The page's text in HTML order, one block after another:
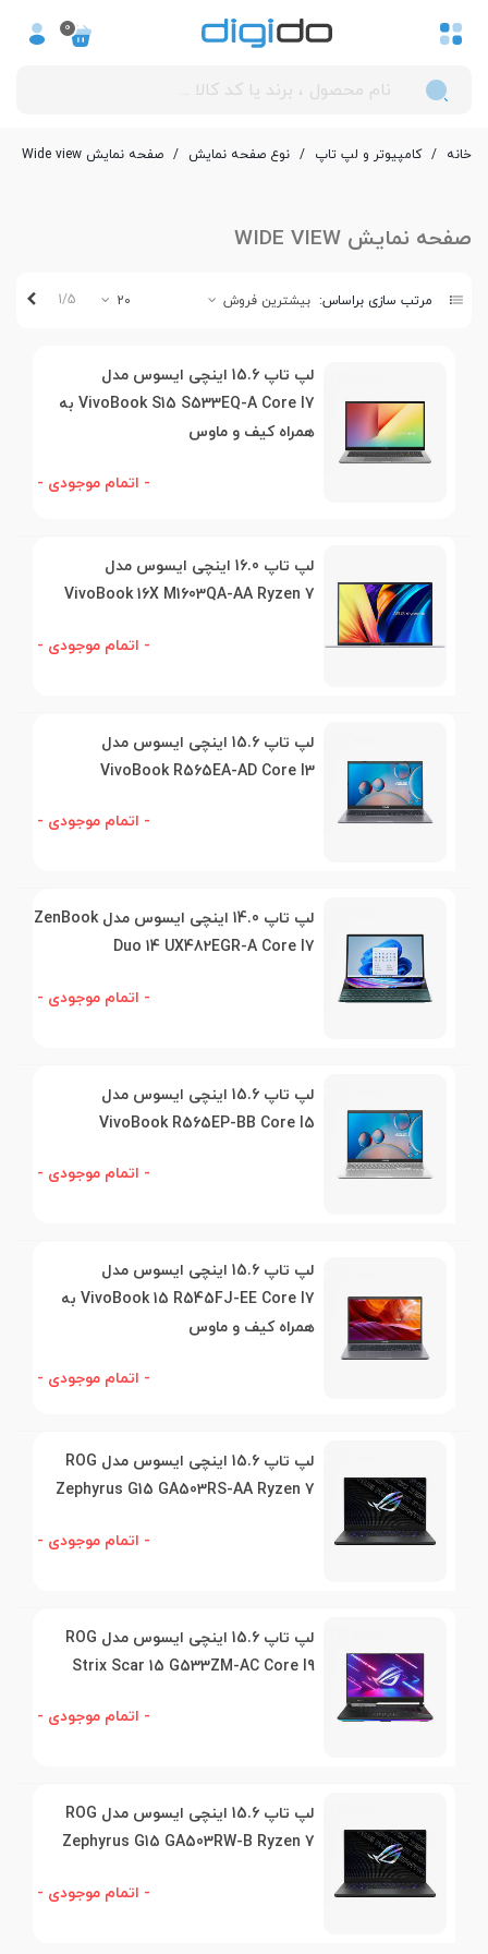
0
خانه / کامپیوتر و لپ تاپ / نوع صفحه نمایش / صفحه نمایش Wide view
صفحه نمایش WIDE VIEW
مرتب سازی براساس: بیشترین فروش 20
1/5
لپ تاپ 15.6 اینچی ایسوس مدل
VivoBook S15 S533EQ-A Core I7 به
همراه کیف و ماوس
- اتمام موجودی -
لپ تاپ 16.0 اینچی ایسوس مدل
VivoBook 16X M1603QA-AA Ryzen 7
- اتمام موجودی -
لپ تاپ 15.6 اینچی ایسوس مدل
VivoBook R565EA-AD Core I3
- اتمام موجودی -
لپ تاپ 14.0 اینچی ایسوس مدل ZenBook
Duo 14 UX482EGR-A Core I7
- اتمام موجودی -
لپ تاپ 15.6 اینچی ایسوس مدل
VivoBook R565EP-BB Core I5
- اتمام موجودی -
لپ تاپ 15.6 اینچی ایسوس مدل
VivoBook 15 R545FJ-EE Core I7 به
همراه کیف و ماوس
- اتمام موجودی -
لپ تاپ 15.6 اینچی ایسوس مدل ROG
Zephyrus G15 GA503RS-AA Ryzen 7
- اتمام موجودی -
لپ تاپ 15.6 اینچی ایسوس مدل ROG
Strix Scar 15 G533ZM-AC Core I9
- اتمام موجودی -
لپ تاپ 15.6 اینچی ایسوس مدل ROG
Zephyrus G15 GA503RW-B Ryzen 7
- اتمام موجودی -